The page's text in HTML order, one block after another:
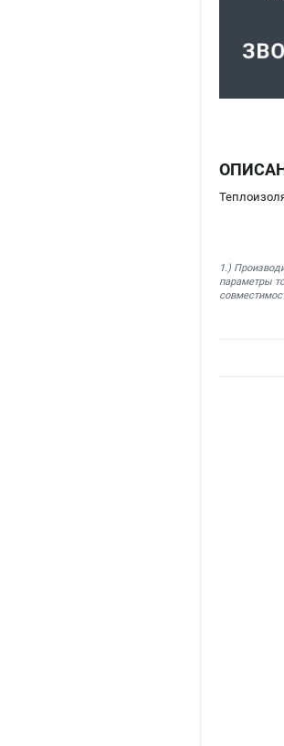
1.)
параметры